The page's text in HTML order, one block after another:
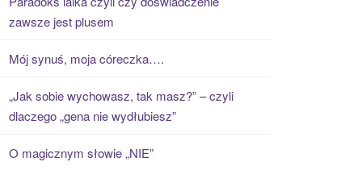
zawsze jest plusem
Mój synuś, moja córeczka….
„Jak sobie wychowasz, tak masz?” – czyli
dlaczego „gena nie wydłubiesz”
O magicznym słowie „NIE”